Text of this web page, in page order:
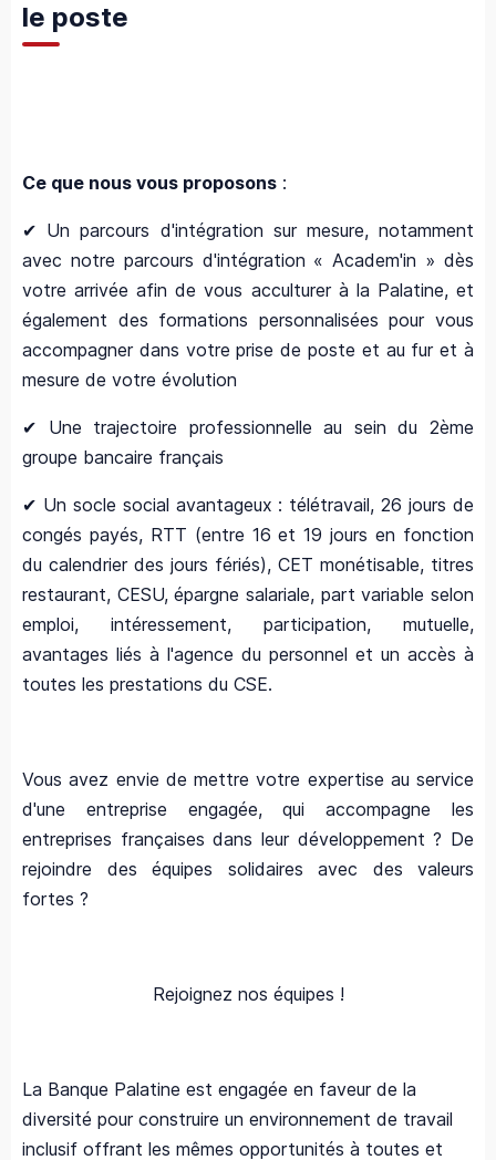
le poste
Ce que nous vous proposons :
✔ Un parcours d'intégration sur mesure, notamment
avec notre parcours d'intégration « Academ'in » dès
votre arrivée afin de vous acculturer à la Palatine, et
également des formations personnalisées pour vous
accompagner dans votre prise de poste et au fur et à
mesure de votre évolution
✔ Une trajectoire professionnelle au sein du 2ème
groupe bancaire français
✔ Un socle social avantageux : télétravail, 26 jours de
congés payés, RTT (entre 16 et 19 jours en fonction
du calendrier des jours fériés), CET monétisable, titres
restaurant, CESU, épargne salariale, part variable selon
emploi, intéressement, participation, mutuelle,
avantages liés à l'agence du personnel et un accès à
toutes les prestations du CSE.
Vous avez envie de mettre votre expertise au service
d'une entreprise engagée, qui accompagne les
entreprises françaises dans leur développement ? De
rejoindre des équipes solidaires avec des valeurs
fortes ?
Rejoignez nos équipes !
La Banque Palatine est engagée en faveur de la
diversité pour construire un environnement de travail
inclusif offrant les mêmes opportunités à toutes et